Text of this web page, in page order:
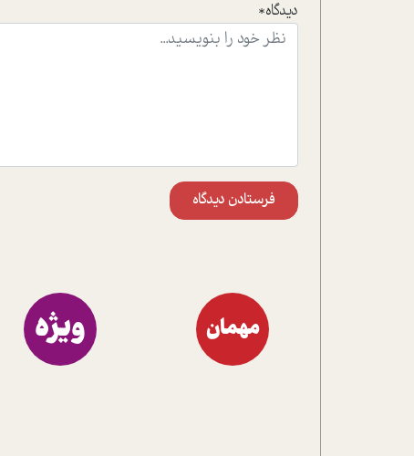
دیدگاه*
فرستادن دیدگاه
مهمان ویژه